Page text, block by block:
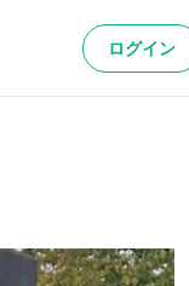
ログイン